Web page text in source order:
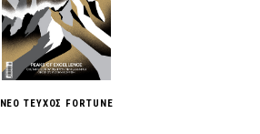
ΝΕΟ ΤΕΥΧΟΣ FORTUNE